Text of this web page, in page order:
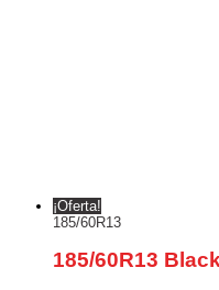
¡Oferta!
185/60R13
185/60R13